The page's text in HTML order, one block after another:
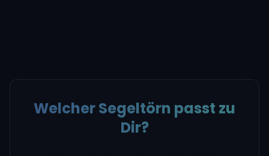
Welcher Segeltörn passt zu
Dir?